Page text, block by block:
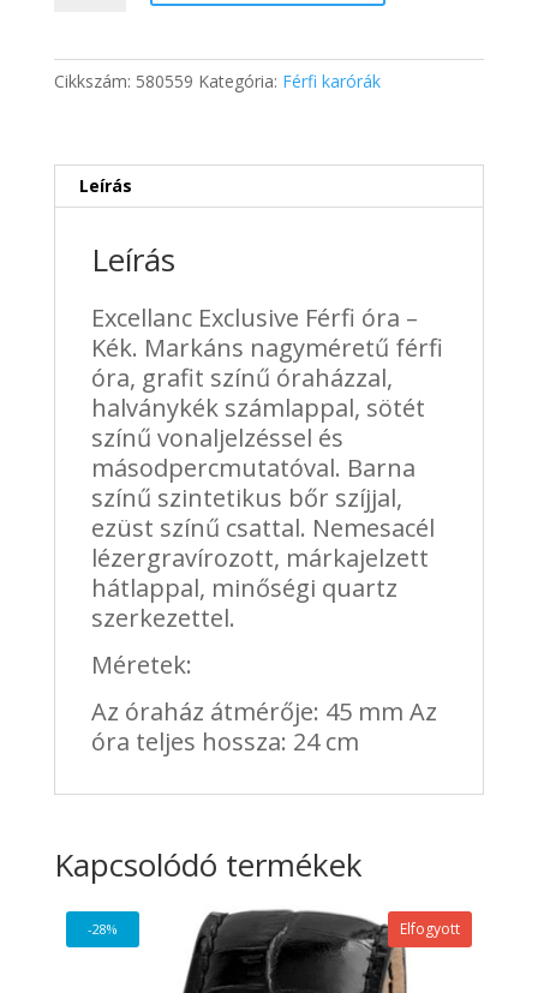
Cikkszám: 580559 Kategória: Férfi karórák
Leírás
Leírás
Excellanc Exclusive Férfi óra –
Kék. Markáns nagyméretű férfi
óra, grafit színű óraházzal,
halványkék számlappal, sötét
színű vonaljelzéssel és
másodpercmutatóval. Barna
színű szintetikus bőr szíjjal,
ezüst színű csattal. Nemesacél
lézergravírozott, márkajelzett
hátlappal, minőségi quartz
szerkezettel.
Méretek:
Az óraház átmérője: 45 mm Az
óra teljes hossza: 24 cm
Kapcsolódó termékek
-28% Elfogyott